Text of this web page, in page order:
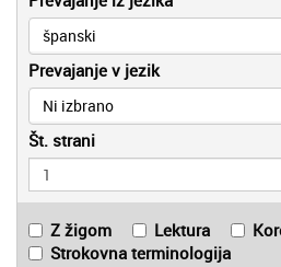
španski
Prevajanje v jezik
Ni izbrano
Št. strani
Z žigom Lektura
Strokovna terminologija